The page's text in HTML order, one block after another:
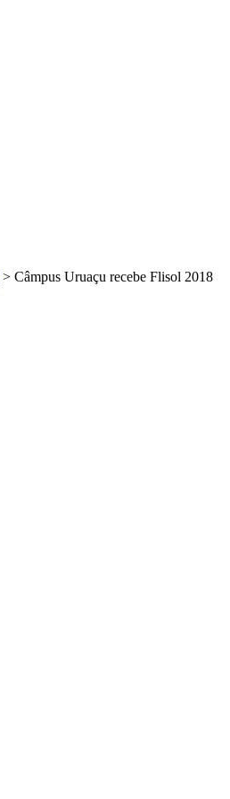
> Câmpus Uruaçu recebe Flisol 2018